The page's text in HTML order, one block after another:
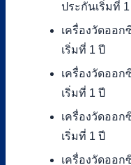
ประกันเริ่มที่ 1
เครื่องวัดออก
เริ่มที่ 1 ปี
เครื่องวัดออก
เริ่มที่ 1 ปี
เครื่องวัดออก
เริ่มที่ 1 ปี
เครื่องวัดออก